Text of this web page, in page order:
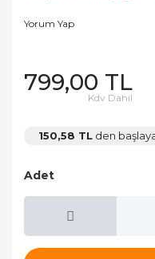
Yorum Yap
799,00 TL
Kdv Dahil
150,58 TL den
Adet